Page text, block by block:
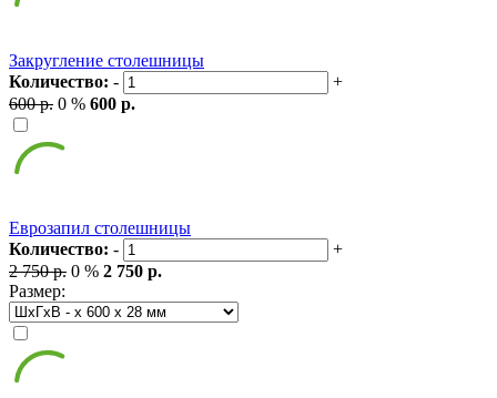
Закругление столешницы
Количество: -
+
600 р. 0 % 600 р.
Еврозапил столешницы
Количество: -
+
2 750 р. 0 % 2 750 р.
Размер: